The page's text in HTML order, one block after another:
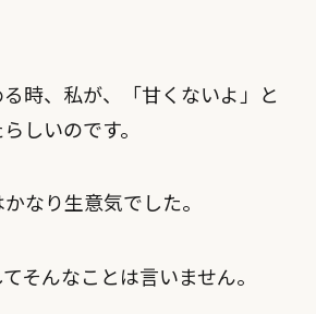
時、私が、「甘くないよ」と
しいのです。
なり生意気でした。
そんなことは言いません。